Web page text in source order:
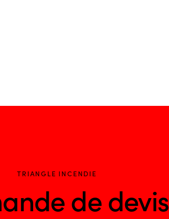
TRIANGLE INCENDIE
de devis